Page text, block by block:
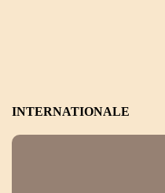
INTERNATIONALE